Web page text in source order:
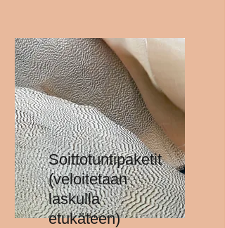
Soittotuntipaketit
(veloitetaan
laskulla
etukäteen)